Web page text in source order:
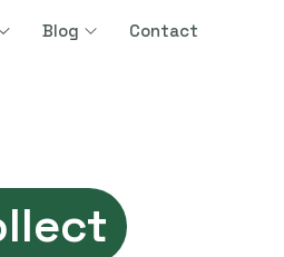
Blog Contact